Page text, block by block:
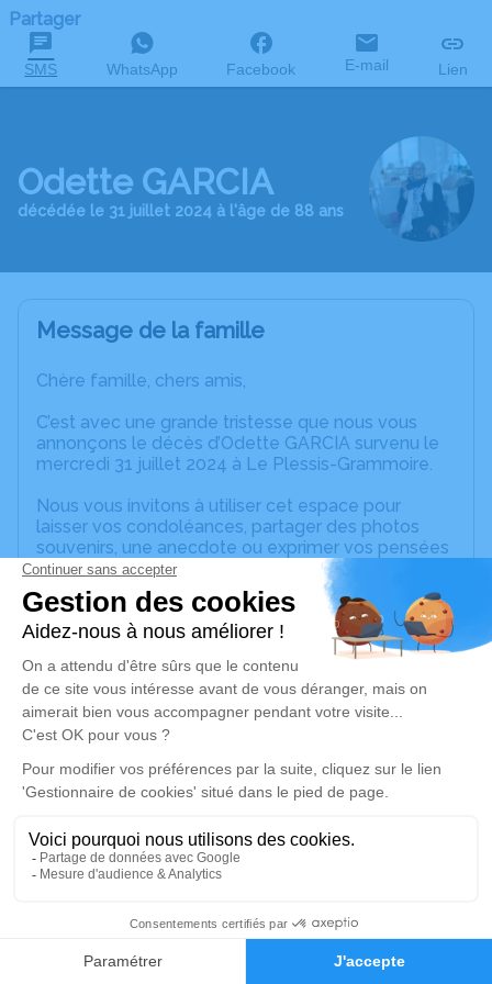
Faire-part Hommages
Partager
SMS WhatsApp Facebook E-mail Lien
Odette GARCIA
décédée le 31 juillet 2024 à l'âge de 88 ans
Message de la famille
Chère famille, chers amis,
C’est avec une grande tristesse que nous vous
annonçons le décès d’Odette GARCIA survenu le
mercredi 31 juillet 2024 à Le Plessis-Grammoire.
Nous vous invitons à utiliser cet espace pour
laisser vos condoléances, partager des photos
souvenirs, une anecdote ou exprimer vos pensées
à travers des poèmes ou des textes. Cet endroit
est un lieu d'expression dédié à honorer la
mémoire d’Odette GARCIA.
Un service de plantation d’arbre hommage est
disponible ici.
Cérémonie religieuse
mardi 06 août 2024 à 10h00
Eglise Saint-Pierre de la Croix Blanche
d'Angers
49100 Angers